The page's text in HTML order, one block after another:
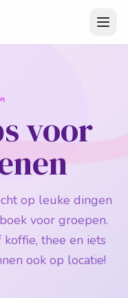
voor
op leuke dingen
voor groepen.
thee en iets
ook op locatie!